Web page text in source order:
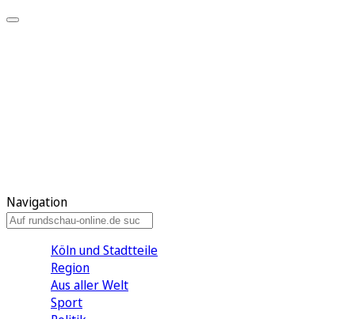
Navigation
Köln und Stadtteile
Region
Aus aller Welt
Sport